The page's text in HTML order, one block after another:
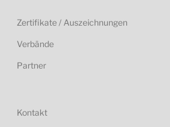
Zertifikate / Auszeichnungen
Verbände
Partner
Kontakt